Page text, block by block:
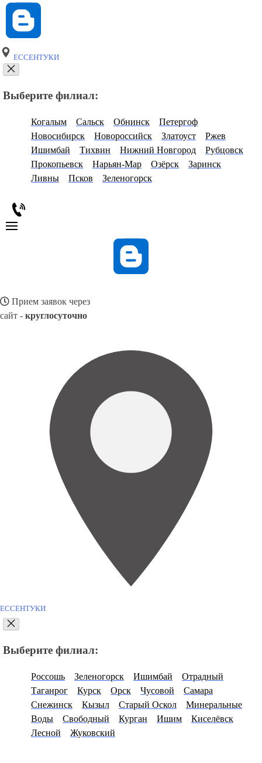
ЕССЕНТУКИ
Выберите филиал:
Когалым Сальск Обнинск
Петергоф
Новосибирск
Новороссийск Златоуст
Ржев
Ишимбай
Тихвин Нижний Новгород
Рубцовск
Прокопьевск
Нарьян-Мар Озёрск
Заринск
Ливны
Псков Зеленогорск
Прием заявок через
сайт - круглосуточно
ЕССЕНТУКИ
Выберите филиал:
Россошь Зеленогорск Ишимбай
Отрадный
Таганрог
Курск Орск Чусовой
Самара
Снежинск
Кызыл Старый Оскол
Минеральные
Воды
Свободный Курган Ишим
Киселёвск
Лесной
Жуковский